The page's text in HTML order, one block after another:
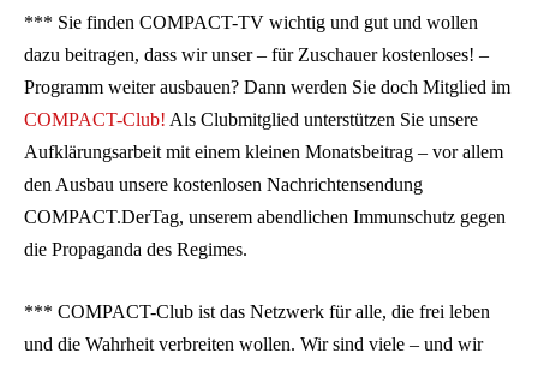
*** Sie finden COMPACT-TV wichtig und gut und wollen
dazu beitragen, dass wir unser – für Zuschauer kostenloses! –
Programm weiter ausbauen? Dann werden Sie doch Mitglied im
COMPACT-Club! Als Clubmitglied unterstützen Sie unsere
Aufklärungsarbeit mit einem kleinen Monatsbeitrag – vor allem
den Ausbau unsere kostenlosen Nachrichtensendung
COMPACT.DerTag, unserem abendlichen Immunschutz gegen
die Propaganda des Regimes.
*** COMPACT-Club ist das Netzwerk für alle, die frei leben
und die Wahrheit verbreiten wollen. Wir sind viele – und wir